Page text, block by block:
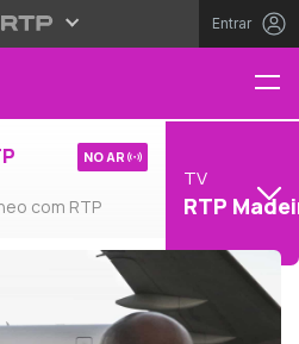
Entrar
com RTP
NO AR
TV
RTP